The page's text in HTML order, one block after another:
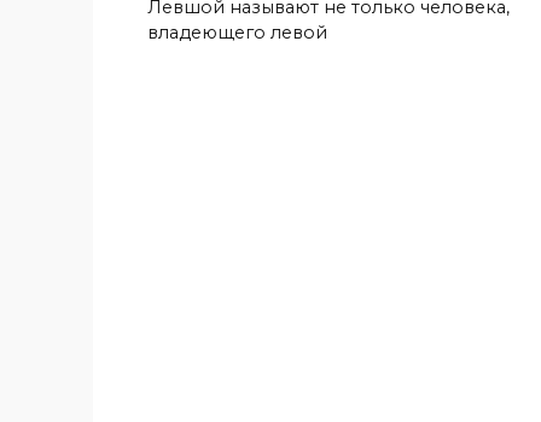
Левшой называют не только человека,
владеющего левой